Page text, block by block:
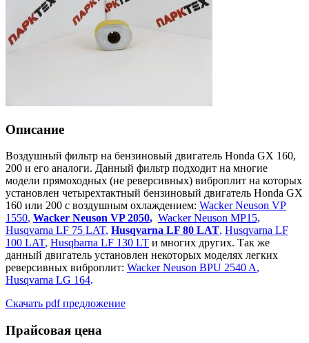
Описание
Воздушный фильтр на бензиновый двигатель Honda GX 160,
200 и его аналоги. Данный фильтр подходит на многие
модели прямоходных (не реверсивных) виброплит на которых
установлен четырехтактный бензиновый двигатель Honda GX
160 или 200 с воздушным охлаждением: Wacker Neuson VP
1550, Wacker Neuson VP 2050, Wacker Neuson MP15,
Husqvarna LF 75 LAT, Husqvarna LF 80 LAT, Husqvarna LF
100 LAT, Husqbarna LF 130 LT и многих других. Так же
данный двигатель установлен некоторых моделях легких
реверсивных виброплит: Wacker Neuson BPU 2540 A,
Husqvarna LG 164.
Скачать pdf предложение
Прайсовая цена